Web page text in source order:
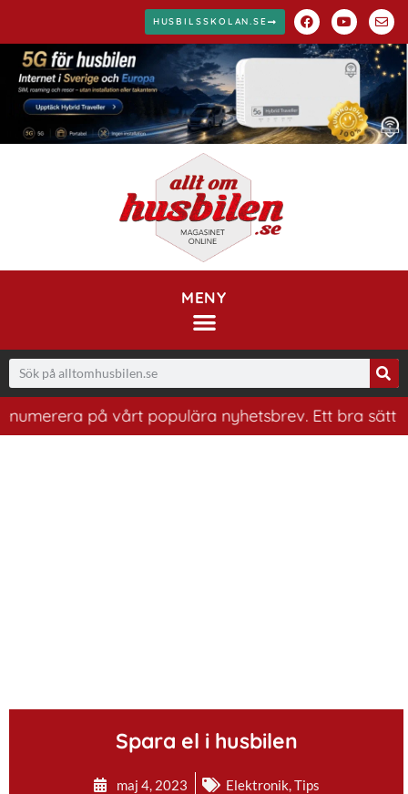
HUSBILSSKOLAN.SE
MENY
på vårt populära nyhetsbrev. Ett bra sätt att
Spara el i husbilen
maj 4, 2023 Elektronik,Tips